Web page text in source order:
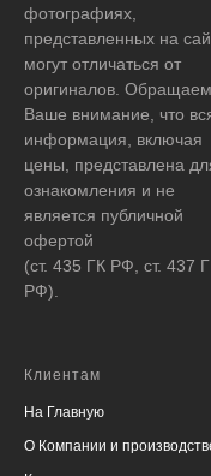
фотографиях,
представленных на
могут отличаться от
оригиналов. Обращаем
Ваше внимание, что
информация, включая
цены, представлена
ознакомления и не
является публичной
офертой
(ст. 435 ГК РФ, ст. 437
РФ).
Клиентам
На Главную
О Компании и